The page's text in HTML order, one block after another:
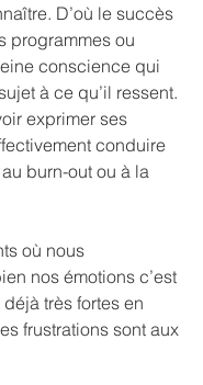
D’où le succès
programmes ou
conscience qui
à ce qu’il ressent.
exprimer ses
conduire
burn-out ou à la
où nous
nos émotions c’est
très fortes en
frustrations sont aux